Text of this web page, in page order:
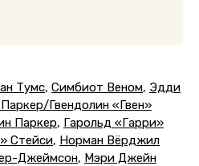
Тумс, Симбиот Веном, Эдди
Гвендолин «Гвен»
Паркер, Гарольд «Гарри»
Стейси, Норман Вёрджил
Джеймсон, Мэри Джейн